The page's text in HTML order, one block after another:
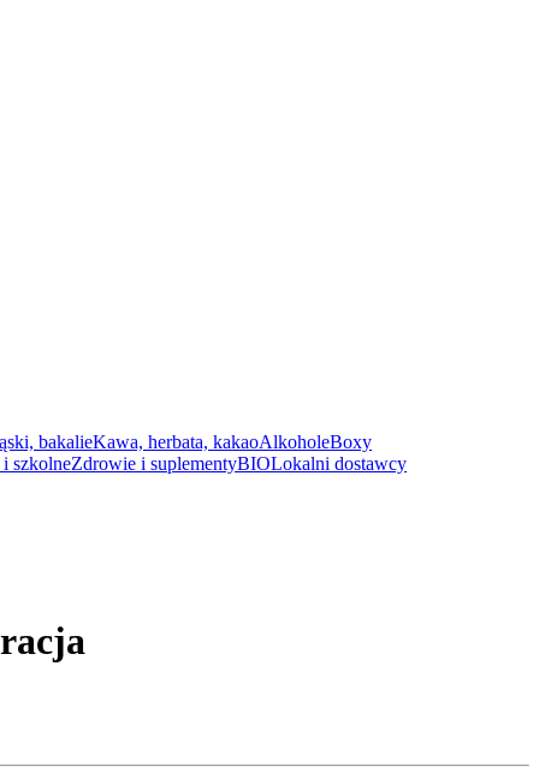
bakalieKawa, herbata, kakaoAlkoholeBoxy
szkolneZdrowie i suplementyBIOLokalni dostawcy